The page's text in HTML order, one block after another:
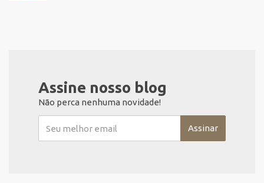
Assine nosso blog
Não perca nenhuma novidade!
Assinar